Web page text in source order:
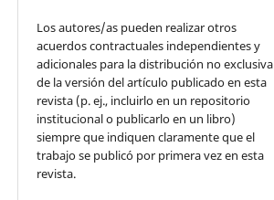
Los autores/as pueden realizar otros
acuerdos contractuales independientes y
adicionales para la distribución no exclusiva
de la versión del artículo publicado en esta
revista (p. ej., incluirlo en un repositorio
institucional o publicarlo en un libro)
siempre que indiquen claramente que el
trabajo se publicó por primera vez en esta
revista.